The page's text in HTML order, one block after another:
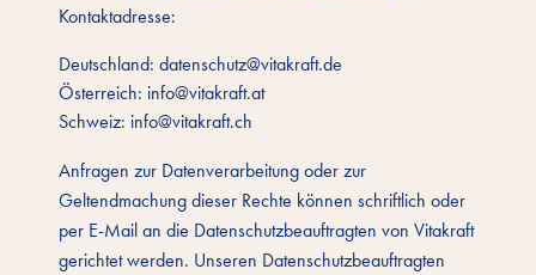
Kontaktadresse:
Deutschland: datenschutz@vitakraft.de
Österreich: info@vitakraft.at
Schweiz: info@vitakraft.ch
Anfragen zur Datenverarbeitung oder zur
Geltendmachung dieser Rechte können schriftlich oder
per E-Mail an die Datenschutzbeauftragten von Vitakraft
gerichtet werden. Unseren Datenschutzbeauftragten